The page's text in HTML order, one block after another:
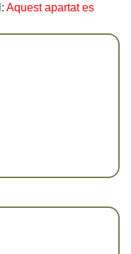
: Aquest apartat es